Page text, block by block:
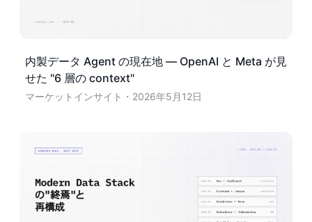
内製データ Agent の現在地 — OpenAI と Meta が見
せた "6 層の context"
マーケットインサイト 2026年5月12日